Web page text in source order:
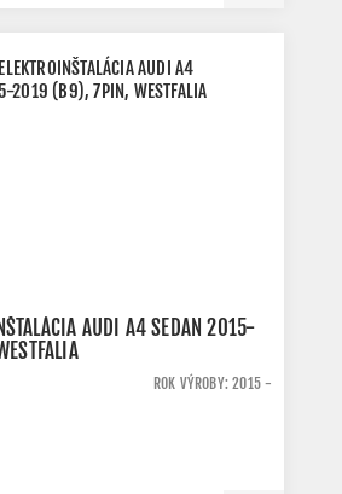
AUDI A4 SEDAN 2015-
ROK VÝROBY: 2015 -